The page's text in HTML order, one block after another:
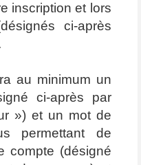
inscription et lors
ci-après
au minimum un
ci-après par
») et un mot de
permettant de
compte (désigné